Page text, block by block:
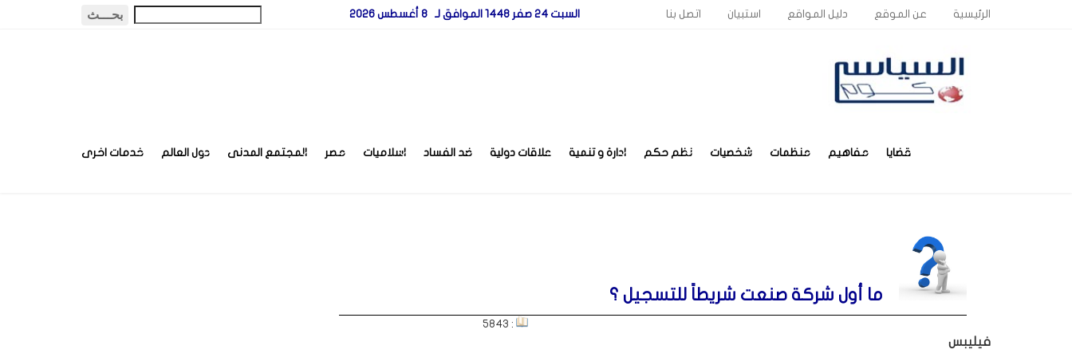
الرئيسية عن الموقع دليل المواقع استبيان اتصل بنا السبت 24 صفر 1448 الموافق لـ 8 أغسطس 2026
قضايا مفاهيم منظمات شخصيات نظم حكم ادارة و تنمية علاقات دولية ضد الفساد اسلاميات مصر المجتمع المدنى دول العالم خدمات اخرى
ما أول شركة صنعت شريطاً للتسجيل ؟
: 5843
فيليبس